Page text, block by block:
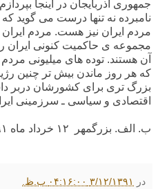
جمهوری آذربایجان در اینجا
نامبرده نه تنها درست می
مردم ایران نیز هست. مردم ایران
مجموعه ی حاکمیت کنونی ایران
آن هستند. توده های میلیونی مردم
که هر روز ماندن بیش تر چنین
بزرگ تری برای کشورشان دربر
اقتصادی و سیاسی ـ سرزمینی
ب. الف. بزرگمهر ١٢ خرداد ماه ١٣٩١
در ۳/۱۲/۱۳۹۱ ۰۴:۱۶:۰۰ ب.ظ.